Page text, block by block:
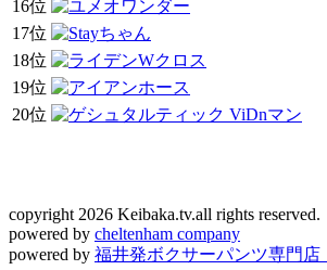
16位
17位
18位
19位
20位
copyright 2026 Keibaka.tv.all rights reserved.
powered by cheltenham company
powered by 福井発ボクサーパンツ専門店